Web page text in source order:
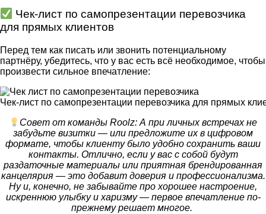
Чек-лист по самопрезентации перевозчика
для прямых клиентов
Перед тем как писать или звонить потенциальному
партнёру, убедитесь, что у вас есть всё необходимое, чтобы
произвести сильное впечатление:
Чек-лист по самопрезентации перевозчика для прямых
Совет от команды Roolz: А при личных встречах не
забудьте визитки — или предложите их в цифровом
формате, чтобы клиенту было удобно сохранить ваши
контакты. Отлично, если у вас с собой будут
раздаточные материалы или приятная брендированная
канцелярия — это добавит доверия и профессионализма.
Ну и, конечно, не забывайте про хорошее настроение,
искреннюю улыбку и харизму — первое впечатление по-
прежнему решает многое.